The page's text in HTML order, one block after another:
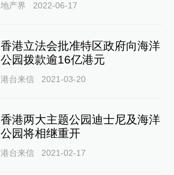
地产界 2022-06-17
香港立法会批准特区政府向海洋
公园拨款逾16亿港元
港台来信 2021-03-20
香港两大主题公园迪士尼及海洋
公园将相继重开
港台来信 2021-02-17